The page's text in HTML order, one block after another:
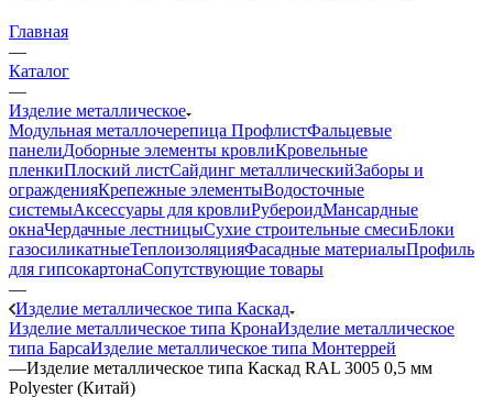
Главная
—
Каталог
—
Изделие металлическое
Модульная металлочерепица ПрофлистФальцевые
панелиДоборные элементы кровлиКровельные
пленкиПлоский листСайдинг металлическийЗаборы и
огражденияКрепежные элементыВодосточные
системыАксессуары для кровлиРубероидМансардные
окнаЧердачные лестницыСухие строительные смесиБлоки
газосиликатныеТеплоизоляцияФасадные материалыПрофиль
для гипсокартонаСопутствующие товары
—
Изделие металлическое типа Каскад
Изделие металлическое типа КронаИзделие металлическое
типа БарсаИзделие металлическое типа Монтеррей
—Изделие металлическое типа Каскад RAL 3005 0,5 мм
Polyester (Китай)